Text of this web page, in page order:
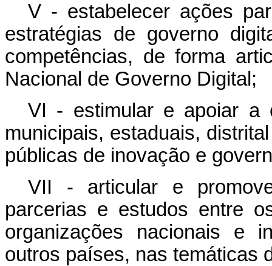
V - estabelecer ações
estratégias de governo
competências, de forma
Nacional de Governo Digital;
VI - estimular e apoiar a
municipais, estaduais,
públicas de inovação e
VII - articular e
parcerias e estudos entre
organizações nacionais e
outros países, nas temáticas